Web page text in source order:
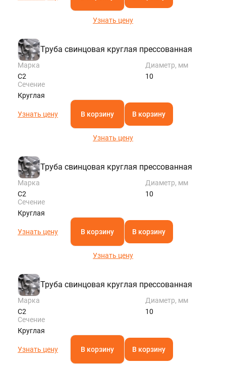
Узнать цену
Труба свинцовая круглая прессованная
Марка
С2
Диаметр, мм
10
Сечение
Круглая
Узнать цену В корзину В корзину
Узнать цену
Труба свинцовая круглая прессованная
Марка
С2
Диаметр, мм
10
Сечение
Круглая
Узнать цену В корзину В корзину
Узнать цену
Труба свинцовая круглая прессованная
Марка
С2
Диаметр, мм
10
Сечение
Круглая
Узнать цену В корзину В корзину